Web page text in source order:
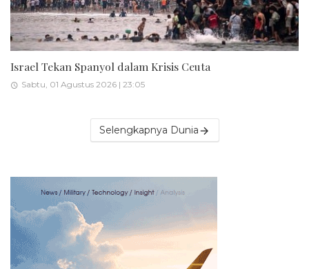
Israel Tekan Spanyol dalam Krisis Ceuta
Sabtu, 01 Agustus 2026 | 23:05
Selengkapnya Dunia